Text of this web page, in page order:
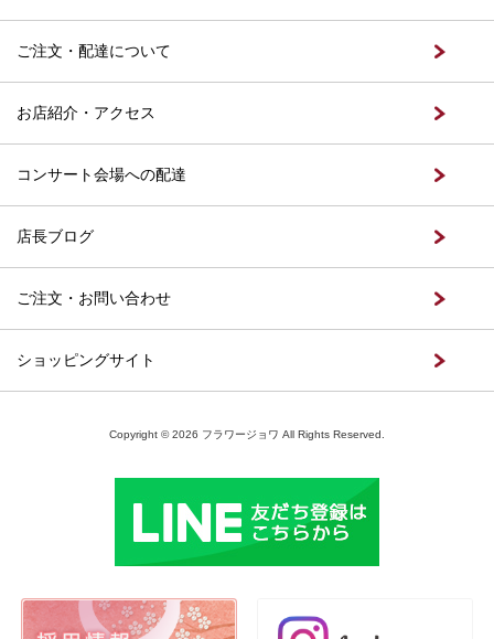
ご注文・配達について
お店紹介・アクセス
コンサート会場への配達
店長ブログ
ご注文・お問い合わせ
ショッピングサイト
Copyright © 2026 フラワージョワ All Rights Reserved.